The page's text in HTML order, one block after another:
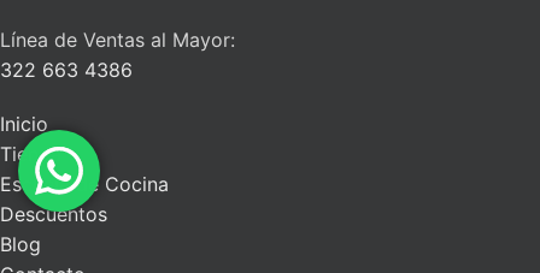
Línea de Ventas al Mayor:
322 663 4386
Inicio
Tienda
Escuela de Cocina
Descuentos
Blog